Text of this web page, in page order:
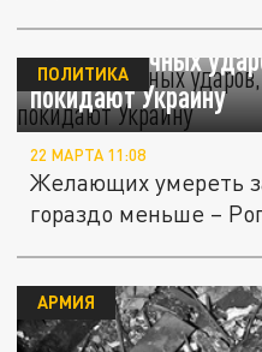
После точечных
покидают Украину
ПОЛИТИКА
22 МАРТА 11:08
Желающих умереть
гораздо меньше –
АРМИЯ